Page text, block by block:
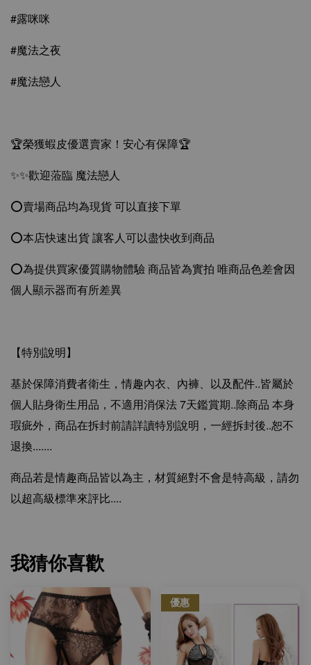
#露咪咪
#魔法之夜
#魔法戀人
🏆榮獲蝦皮優選賣家！安心有保障🏆
✨✨歡迎蒞臨 魔法戀人
⭕️賣場商品均為現貨 可以直接下單
⭕️本店快速出貨 讓客人可以盡快收到商品
⭕️為提供買家優質購物體驗 商品皆為實拍 唯商品色差會因
個人顯示器而有所差異
【特別說明】
基於保障消費者衛生，情趣內衣、內褲、以及配件..皆屬於
個人貼身衛生用品，不適用消保法 7天鑑賞期..除商品 本身
瑕疵外，商品在拆封前請詳讀特別說明，一經拆封後..恕不
退換.......
商品若是情趣商品皆以為主，材質絕對不會是特高級，請勿
以超高級標準來評比....
我猜你喜歡
優惠